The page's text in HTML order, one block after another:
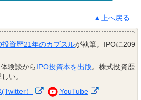
▲上へ戻る
投資歴21年のカブスルが執筆。IPOに209
験談からIPO投資本を出版。株式投資歴
い。
） YouTube